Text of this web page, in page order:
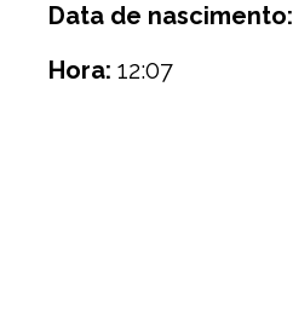
Data de nascimento:
Hora: 12:07